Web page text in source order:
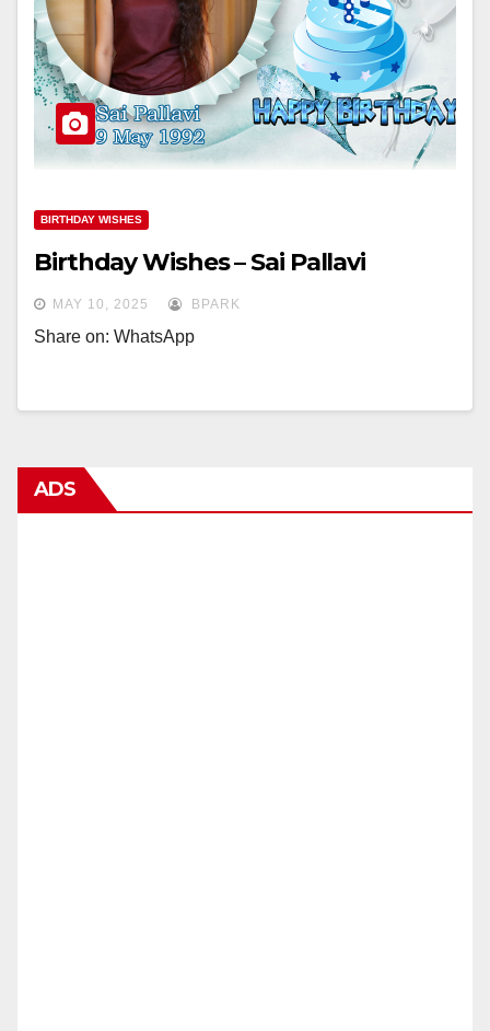
BIRTHDAY WISHES
Birthday Wishes – Sai Pallavi
MAY 10, 2025 BPARK
Share on: WhatsApp
ADS